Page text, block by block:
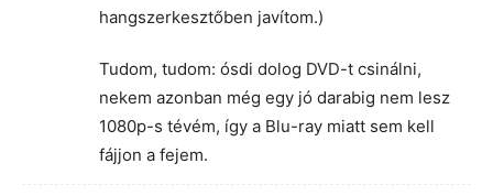
hangszerkesztőben javítom.)
Tudom, tudom: ósdi dolog DVD-t csinálni,
nekem azonban még egy jó darabig nem lesz
1080p-s tévém, így a Blu-ray miatt sem kell
fájjon a fejem.